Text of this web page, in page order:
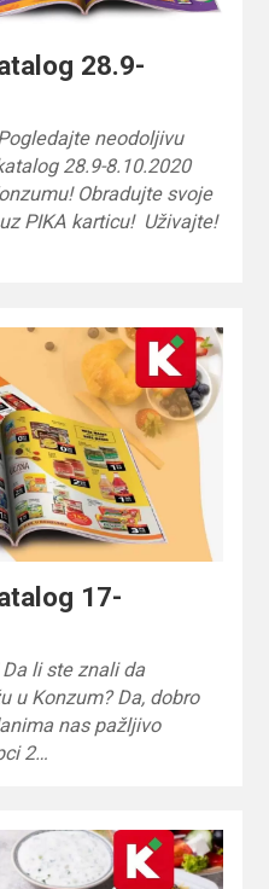
28.9-
neodoljivu
28.9-8.10.2020
Obradujte svoje
PIKA karticu! Uživajte!
17-
li ste znali da
u Konzum? Da, dobro
nas pažljivo
2…